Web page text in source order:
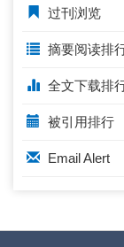
过刊浏览
摘要阅读排
全文下载排
被引用排行
Email Alert